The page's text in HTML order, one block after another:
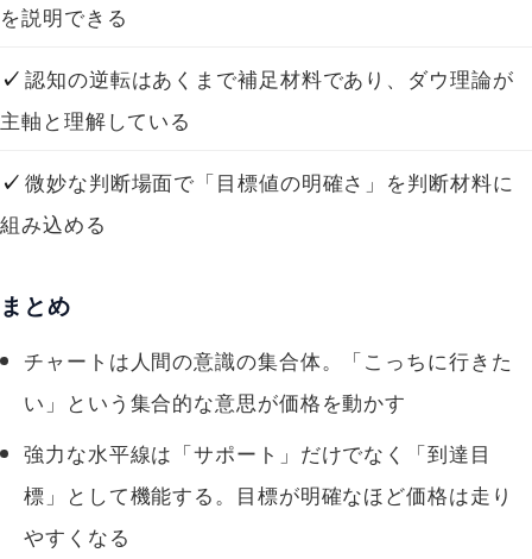
を説明できる
認知の逆転はあくまで補足材料であり、ダウ理論が
主軸と理解している
微妙な判断場面で「目標値の明確さ」を判断材料に
組み込める
まとめ
チャートは人間の意識の集合体。「こっちに行きた
い」という集合的な意思が価格を動かす
強力な水平線は「サポート」だけでなく「到達目
標」として機能する。目標が明確なほど価格は走り
やすくなる